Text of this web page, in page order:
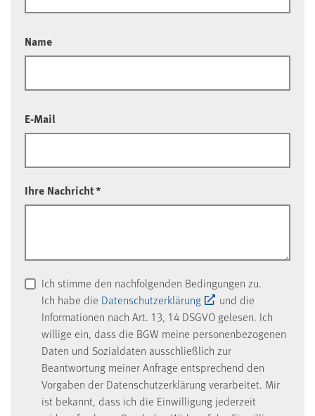
Name
E-Mail
Ihre Nachricht*
Ich stimme den nachfolgenden Bedingungen zu.
Ich habe die Datenschutzerklärung
und die
Informationen nach Art. 13, 14 DSGVO gelesen. Ich
willige ein, dass die BGW meine personenbezogenen
Daten und Sozialdaten ausschließlich zur
Beantwortung meiner Anfrage entsprechend den
Vorgaben der Datenschutzerklärung verarbeitet. Mir
ist bekannt, dass ich die Einwilligung jederzeit